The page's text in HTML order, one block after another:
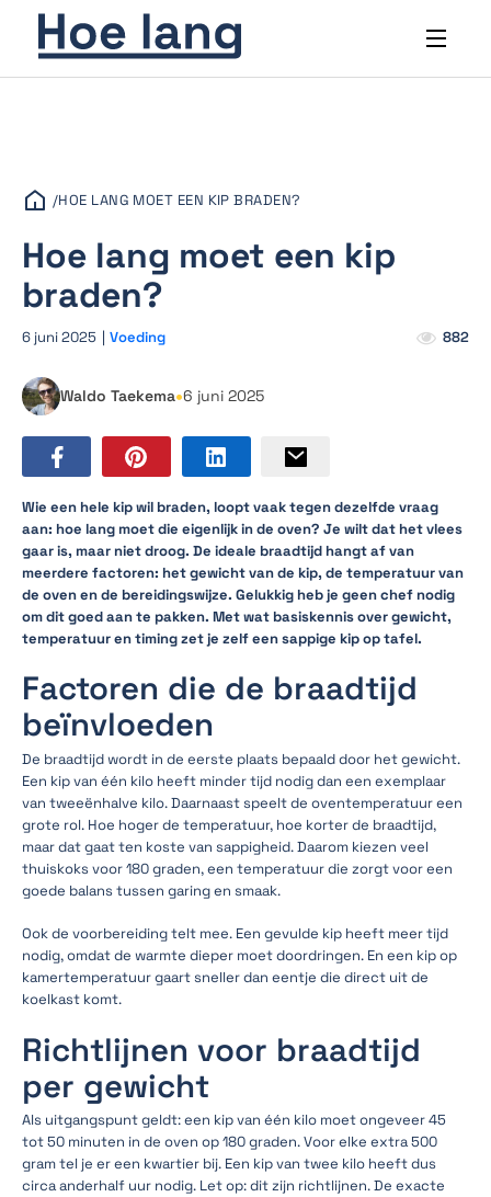
/HOE LANG MOET EEN KIP BRADEN?
Hoe lang moet een kip
braden?
6 juni 2025 | Voeding 882
Waldo Taekema•6 juni 2025
Wie een hele kip wil braden, loopt vaak tegen dezelfde vraag
aan: hoe lang moet die eigenlijk in de oven? Je wilt dat het vlees
gaar is, maar niet droog. De ideale braadtijd hangt af van
meerdere factoren: het gewicht van de kip, de temperatuur van
de oven en de bereidingswijze. Gelukkig heb je geen chef nodig
om dit goed aan te pakken. Met wat basiskennis over gewicht,
temperatuur en timing zet je zelf een sappige kip op tafel.
Factoren die de braadtijd
beïnvloeden
De braadtijd wordt in de eerste plaats bepaald door het gewicht.
Een kip van één kilo heeft minder tijd nodig dan een exemplaar
van tweeënhalve kilo. Daarnaast speelt de oventemperatuur een
grote rol. Hoe hoger de temperatuur, hoe korter de braadtijd,
maar dat gaat ten koste van sappigheid. Daarom kiezen veel
thuiskoks voor 180 graden, een temperatuur die zorgt voor een
goede balans tussen garing en smaak.
Ook de voorbereiding telt mee. Een gevulde kip heeft meer tijd
nodig, omdat de warmte dieper moet doordringen. En een kip op
kamertemperatuur gaart sneller dan eentje die direct uit de
koelkast komt.
Richtlijnen voor braadtijd
per gewicht
Als uitgangspunt geldt: een kip van één kilo moet ongeveer 45
tot 50 minuten in de oven op 180 graden. Voor elke extra 500
gram tel je er een kwartier bij. Een kip van twee kilo heeft dus
circa anderhalf uur nodig. Let op: dit zijn richtlijnen. De exacte